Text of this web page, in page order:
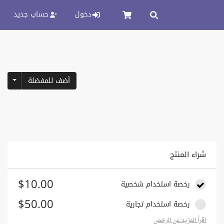
دخول حساب جديد
أضف للمفضلة
شراء المنتج
رخصة استخدام شخصية $10.00
رخصة استخدام تجارية $50.00
اقراً المزيد عن الرخص